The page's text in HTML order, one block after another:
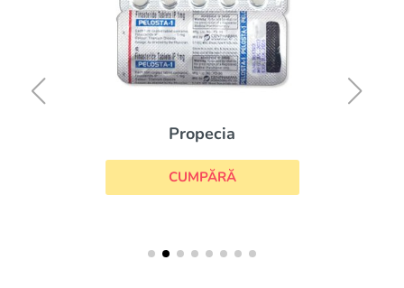
Propecia
CUMPĂRĂ